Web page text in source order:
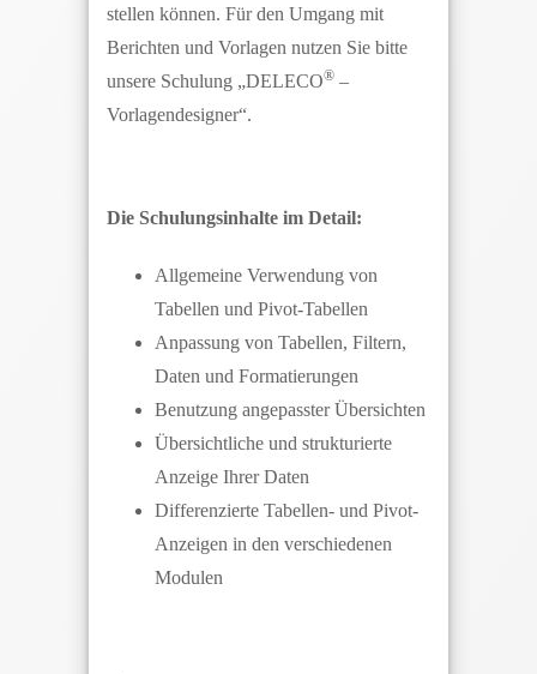
stellen können. Für den Umgang mit
Berichten und Vorlagen nutzen Sie bitte
unsere Schulung „DELECO® –
Vorlagendesigner“.
Die Schulungsinhalte im Detail:
Allgemeine Verwendung von
Tabellen und Pivot-Tabellen
Anpassung von Tabellen, Filtern,
Daten und Formatierungen
Benutzung angepasster Übersichten
Übersichtliche und strukturierte
Anzeige Ihrer Daten
Differenzierte Tabellen- und Pivot-
Anzeigen in den verschiedenen
Modulen